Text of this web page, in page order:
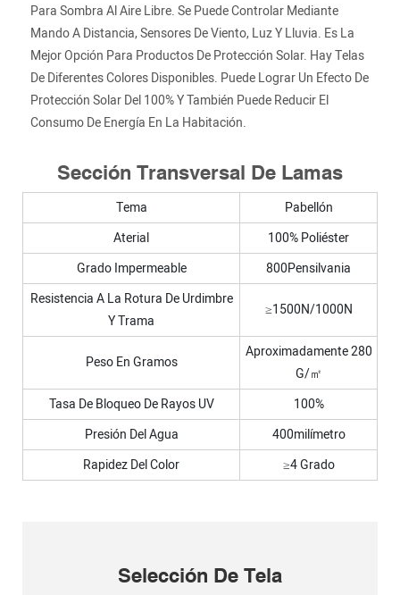
Para Sombra Al Aire Libre. Se Puede Controlar Mediante
Mando A Distancia, Sensores De Viento, Luz Y Lluvia. Es La
Mejor Opción Para Productos De Protección Solar. Hay Telas
De Diferentes Colores Disponibles. Puede Lograr Un Efecto De
Protección Solar Del 100% Y También Puede Reducir El
Consumo De Energía En La Habitación.
Sección Transversal De Lamas
Tema
Pabellón
Aterial
100% Poliéster
Grado Impermeable
800Pensilvania
Resistencia A La Rotura De Urdimbre
Y Trama
≥1500N/1000N
Peso En Gramos
Aproximadamente 280
G/㎡
Tasa De Bloqueo De Rayos UV
100%
Presión Del Agua
400milímetro
Rapidez Del Color
≥4 Grado
Selección De Tela